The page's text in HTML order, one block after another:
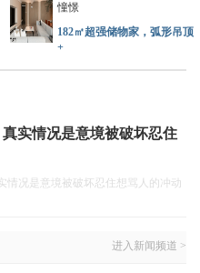
憧憬
182㎡超强储物家，弧形吊顶
+
实情况是意境被破坏忍住
情况是意境被破坏忍住想骂人的冲动
进入新闻频道 >